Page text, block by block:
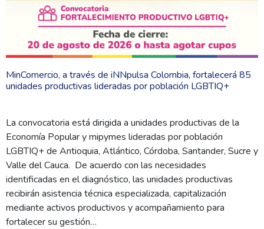
MinComercio, a través de iNNpulsa Colombia, fortalecerá 85
unidades productivas lideradas por población LGBTIQ+
La convocatoria está dirigida a unidades productivas de la
Economía Popular y mipymes lideradas por población
LGBTIQ+ de Antioquia, Atlántico, Córdoba, Santander, Sucre y
Valle del Cauca. De acuerdo con las necesidades
identificadas en el diagnóstico, las unidades productivas
recibirán asistencia técnica especializada, capitalización
mediante activos productivos y acompañamiento para
fortalecer su gestión…